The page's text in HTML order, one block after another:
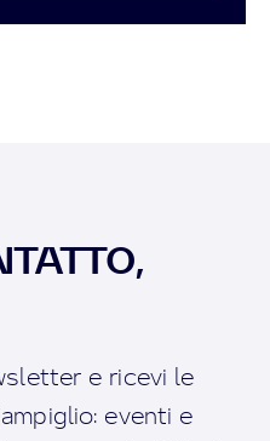
e ricevi le
eventi e